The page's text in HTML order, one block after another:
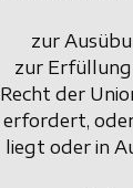
zur
zur Erfüllung
Recht der
erfordert,
liegt oder in